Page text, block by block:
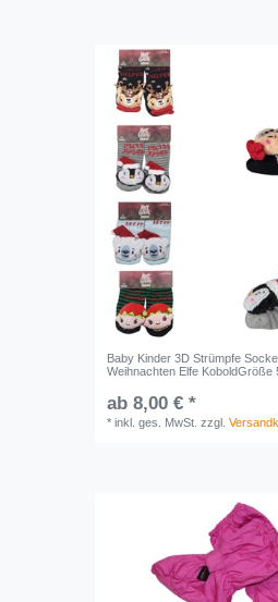
Baby Kinder 3D Strümpfe
Weihnachten Elfe KoboldGröße
ab 8,00 € *
*inkl. ges. MwSt. zzgl.